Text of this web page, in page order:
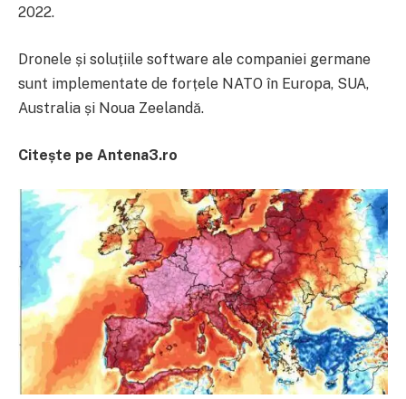
2022.
Dronele și soluțiile software ale companiei germane
sunt implementate de forțele NATO în Europa, SUA,
Australia și Noua Zeelandă.
Citește pe Antena3.ro